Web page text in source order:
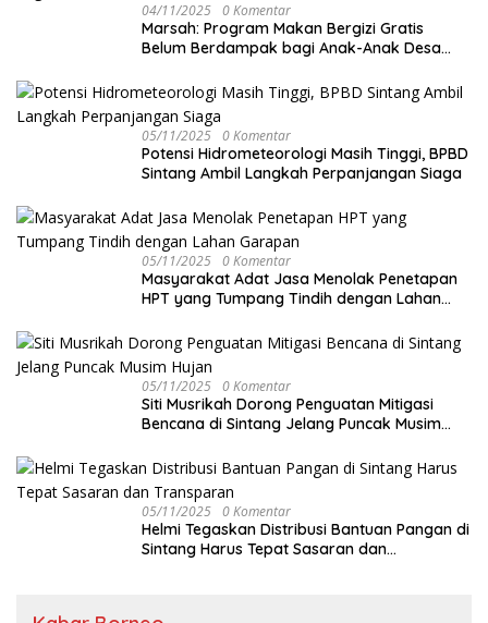
04/11/2025 0 Komentar
Marsah: Program Makan Bergizi Gratis
Belum Berdampak bagi Anak-Anak Desa
05/11/2025 0 Komentar
Potensi Hidrometeorologi Masih Tinggi, BPBD
Sintang Ambil Langkah Perpanjangan Siaga
05/11/2025 0 Komentar
Masyarakat Adat Jasa Menolak Penetapan
HPT yang Tumpang Tindih dengan Lahan
05/11/2025 0 Komentar
Siti Musrikah Dorong Penguatan Mitigasi
Bencana di Sintang Jelang Puncak Musim
05/11/2025 0 Komentar
Helmi Tegaskan Distribusi Bantuan Pangan di
Sintang Harus Tepat Sasaran dan